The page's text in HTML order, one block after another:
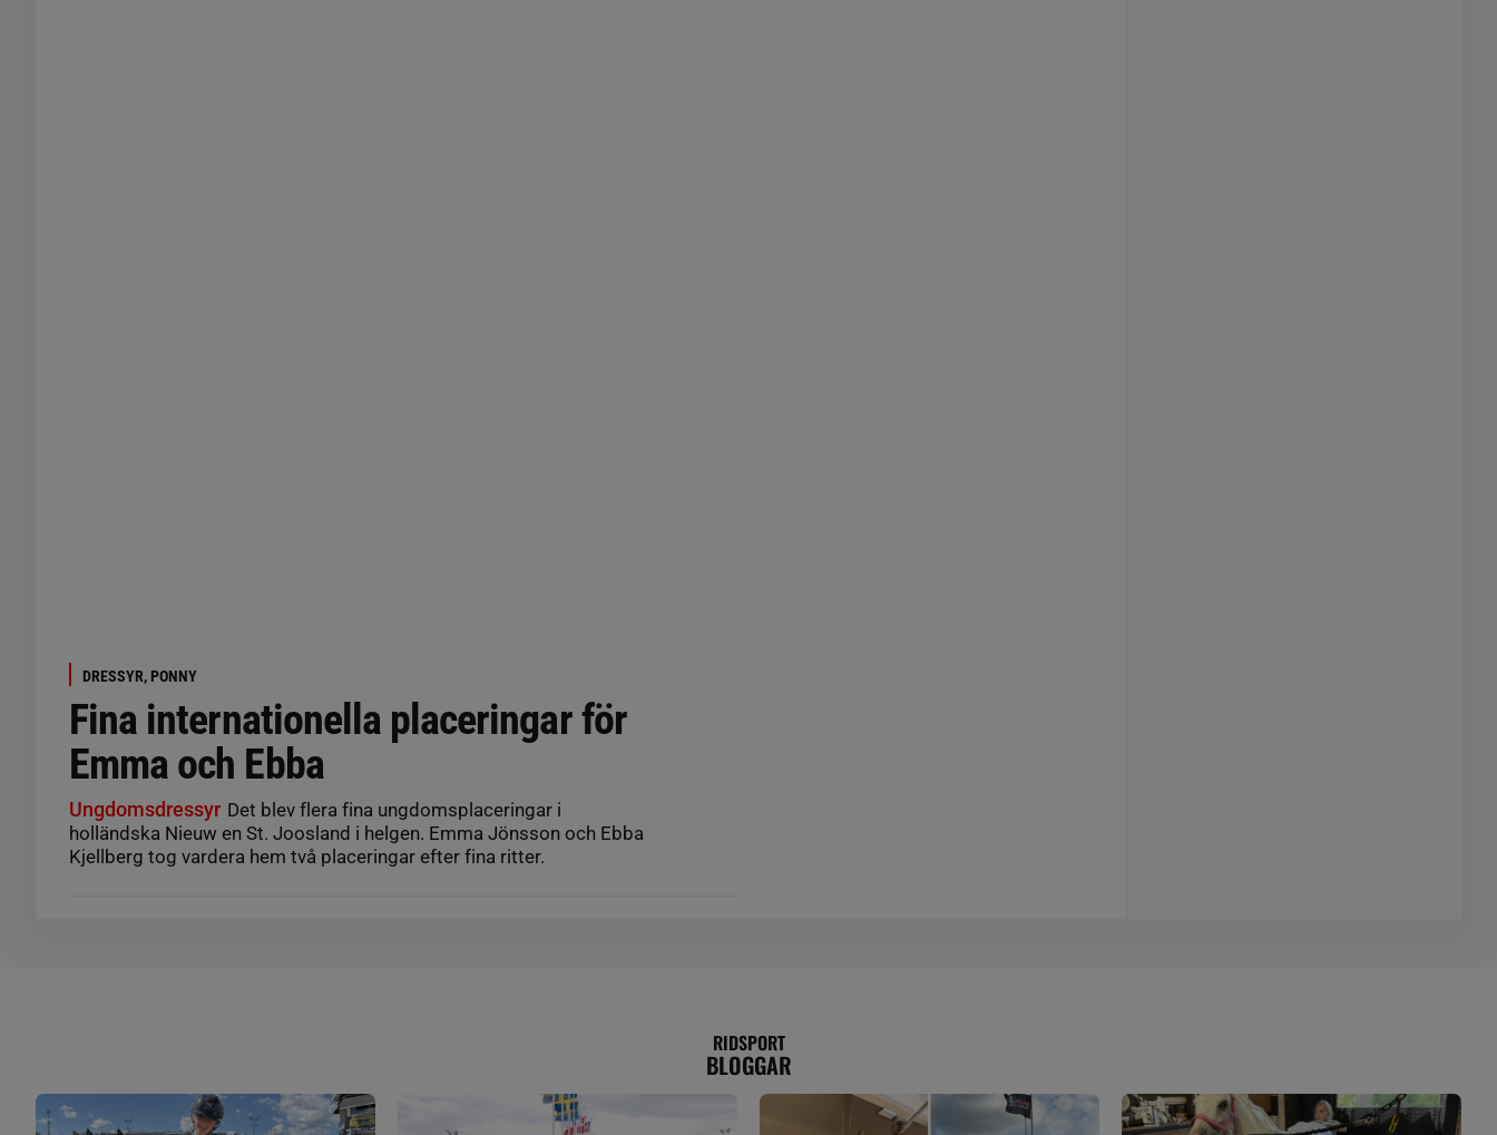
DRESSYR, PONNY
Fina internationella placeringar för
Emma och Ebba
Ungdomsdressyr Det blev flera fina ungdomsplaceringar i
holländska Nieuw en St. Joosland i helgen. Emma Jönsson och Ebba
Kjellberg tog vardera hem två placeringar efter fina ritter.
RIDSPORT
BLOGGAR